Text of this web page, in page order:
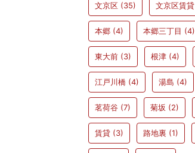
文京区 (35) 文京区賃貸
本郷 (4) 本郷三丁目 (4)
東大前 (3) 根津 (4)
江戸川橋 (4) 湯島 (4)
茗荷谷 (7) 菊坂 (2)
賃貸 (3) 路地裏 (1)